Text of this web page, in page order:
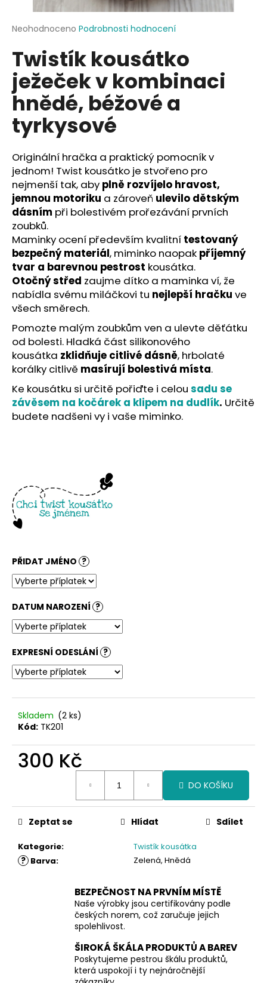
Průměrné
produktu
0,0
5
hvězdiček.
Neohodnoceno Podrobnosti hodnocení
Twistík kousátko
ježeček v kombinaci
hnědé, béžové a
tyrkysové
Originální hračka a praktický pomocník v
jednom! Twist kousátko je stvořeno pro
nejmenší tak, aby plně rozvíjelo hravost,
jemnou motoriku a zároveň ulevilo dětským
dásním při bolestivém prořezávání prvních
zoubků.
Maminky ocení především kvalitní testovaný
bezpečný materiál, miminko naopak příjemný
tvar a barevnou pestrost kousátka.
Otočný střed zaujme dítko a maminka ví, že
nabídla svému miláčkovi tu nejlepší hračku ve
všech směrech.
Pomozte malým zoubkům ven a ulevte děťátku
od bolesti. Hladká část silikonového
kousátka zklidňuje citlivé dásně, hrbolaté
korálky citlivě masírují bolestivá místa.
Ke kousátku si určitě pořiďte i celou sadu se
závěsem na kočárek a klipem na dudlík. Určitě
budete nadšeni vy i vaše miminko.
PŘIDAT JMÉNO ?
DATUM NAROZENÍ ?
EXPRESNÍ ODESLÁNÍ ?
Skladem (2 ks)
Kód: TK201
300 Kč
DO KOŠÍKU
Kategorie: Twistík kousátka
? Barva: Zelená, Hnědá
Zeptat se Hlídat Sdílet
BEZPEČNOST NA PRVNÍM MÍSTĚ
Naše výrobky jsou certifikovány podle
českých norem, což zaručuje jejich
spolehlivost.
ŠIROKÁ ŠKÁLA PRODUKTŮ A BAREV
Poskytujeme pestrou škálu produktů,
která uspokojí i ty nejnáročnější
j
t
?
D
o
p
o
r
u
č
u
j
e
m
e